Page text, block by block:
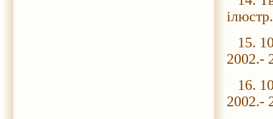
15.
2002.-
16.
2002.-